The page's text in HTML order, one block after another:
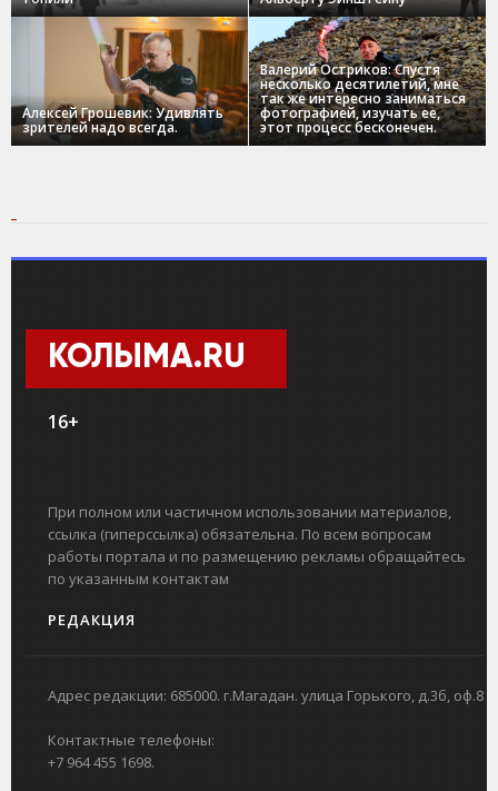
Алексей Грошевик: Удивлять
зрителей надо всегда.
Валерий Остриков: Спустя
несколько десятилетий, мне
так же интересно заниматься
фотографией, изучать ее,
этот процесс бесконечен.
КОЛЫМА.RU
16+
При полном или частичном использовании материалов,
ссылка (гиперссылка) обязательна. По всем вопросам
работы портала и по размещению рекламы обращайтесь
по указанным контактам
РЕДАКЦИЯ
Адрес редакции: 685000. г.Магадан. улица Горького, д.3б, оф.8
Контактные телефоны:
+7 964 455 1698.